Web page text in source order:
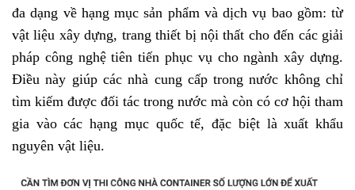
đa dạng về hạng mục sản phẩm và dịch vụ bao gồm: từ
vật liệu xây dựng, trang thiết bị nội thất cho đến các giải
pháp công nghệ tiên tiến phục vụ cho ngành xây dựng.
Điều này giúp các nhà cung cấp trong nước không chỉ
tìm kiếm được đối tác trong nước mà còn có cơ hội tham
gia vào các hạng mục quốc tế, đặc biệt là xuất khẩu
nguyên vật liệu.